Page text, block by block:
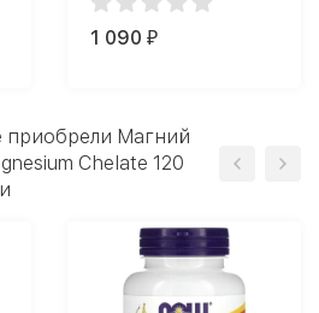
1 090 ₽
приобрели Магний
Chelate 120